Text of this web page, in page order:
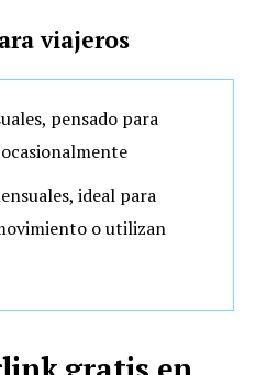
viajeros
pensado para
ideal para
o utilizan